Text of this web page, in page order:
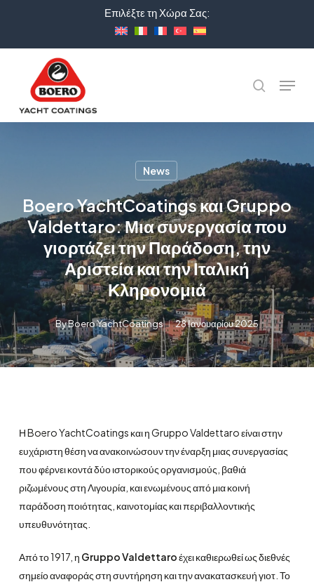
Επιλέξτε τη Χώρα Σας:
Αναζήτηση
Menu
News
Boero YachtCoatings και Gruppo
Valdettaro: Μια συνεργασία που
γιορτάζει την Παράδοση, την
Αριστεία και την Ιταλική
Κληρονομιά
ByBoero YachtCoatings 28 Ιανουαρίου 2025
Η Boero YachtCoatings και η Gruppo Valdettaro είναι στην
ευχάριστη θέση να ανακοινώσουν την έναρξη μιας συνεργασίας
που φέρνει κοντά δύο ιστορικούς οργανισμούς, βαθιά
ριζωμένους στη Λιγουρία, και ενωμένους από μια κοινή
παράδοση ποιότητας, καινοτομίας και περιβαλλοντικής
υπευθυνότητας.
Από το 1917, η Gruppo Valdettaroέχει καθιερωθεί ως διεθνές
σημείο αναφοράς στη συντήρηση και την ανακατασκευή γιοτ. Το